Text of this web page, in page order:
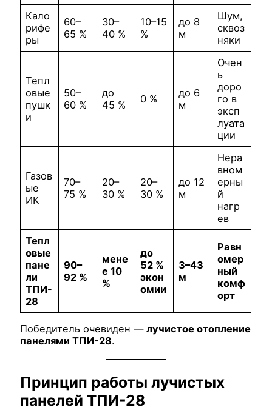
Кало
рифе
ры
60–
65 %
30–
40 %
10–15
%
до 8
м
Шум,
сквоз
няки
Тепл
овые
пушк
и
50–
60 %
до
45 %
0 %
до 6
м
Очен
ь
доро
го в
эксп
луата
ции
Газов
ые
ИК
70–
75 %
20–
30 %
20–
30 %
до 12
м
Нера
вном
ерны
й
нагр
ев
Тепл
овые
пане
ли
ТПИ-
28
90–
92 %
мене
е 10
%
до
52 %
экон
омии
3–43
м
Равн
омер
ный
комф
орт
Победитель очевиден —лучистое отопление
панелями ТПИ-28.
Принцип работы лучистых
панелей ТПИ-28